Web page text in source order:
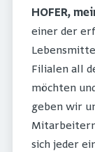
HOFER,
einer der
Filialen all
möchten
geben wir
sich jeder